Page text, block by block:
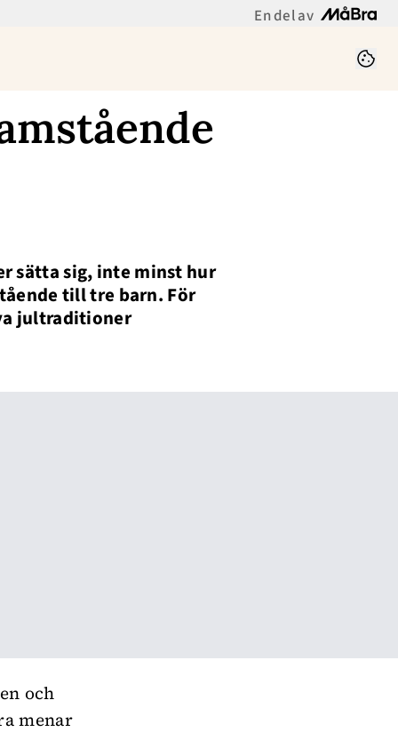
En del av
sätta sig, inte minst hur
till tre barn. För
jultraditioner
och
menar